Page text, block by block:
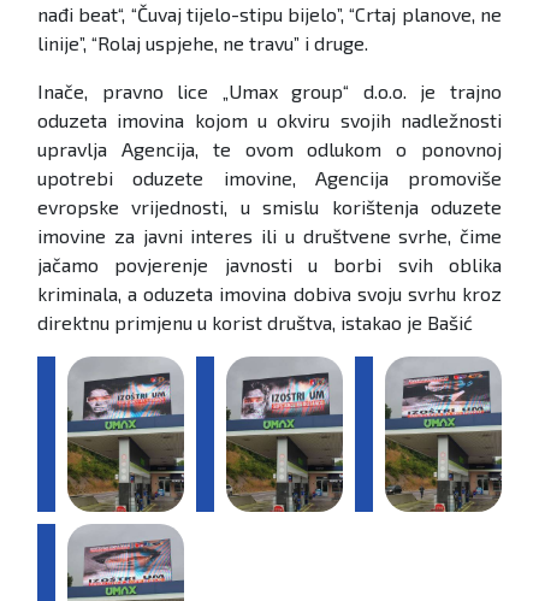
nađi beat“, “Čuvaj tijelo-stipu bijelo”, “Crtaj planove, ne
linije”, “Rolaj uspjehe, ne travu” i druge.
Inače, pravno lice „Umax group“ d.o.o. je trajno
oduzeta imovina kojom u okviru svojih nadležnosti
upravlja Agencija, te ovom odlukom o ponovnoj
upotrebi oduzete imovine, Agencija promoviše
evropske vrijednosti, u smislu korištenja oduzete
imovine za javni interes ili u društvene svrhe, čime
jačamo povjerenje javnosti u borbi svih oblika
kriminala, a oduzeta imovina dobiva svoju svrhu kroz
direktnu primjenu u korist društva, istakao je Bašić